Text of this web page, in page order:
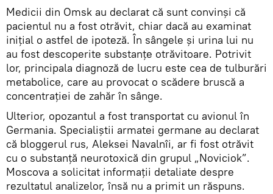
Medicii din Omsk au declarat că sunt convinși că
pacientul nu a fost otrăvit, chiar dacă au examinat
inițial o astfel de ipoteză. În sângele și urina lui nu
au fost descoperite substanțe otrăvitoare. Potrivit
lor, principala diagnoză de lucru este cea de tulburări
metabolice, care au provocat o scădere bruscă a
concentrației de zahăr în sânge.
Ulterior, opozantul a fost transportat cu avionul în
Germania. Specialiștii armatei germane au declarat
că bloggerul rus, Aleksei Navalnîi, ar fi fost otrăvit
cu o substanță neurotoxică din grupul „Noviciok”.
Moscova a solicitat informații detaliate despre
rezultatul analizelor, însă nu a primit un răspuns.